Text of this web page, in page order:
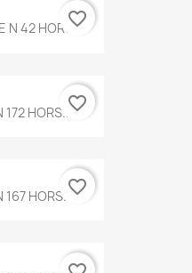
N 42 HORS...
favorite_border
172 HORS...favorite_border
167 HORS...favorite_border